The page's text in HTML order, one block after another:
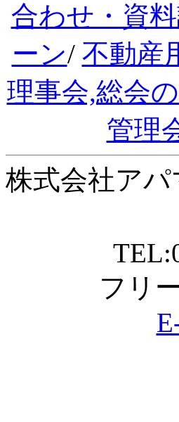
合わせ・資
ーン/ 不動産
理事会,総会
管理
株式会社ア
フリ